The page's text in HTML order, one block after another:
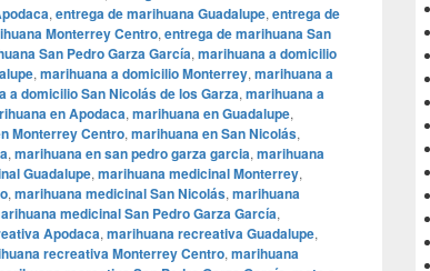
, entrega de marihuana Guadalupe, entrega de
Monterrey Centro, entrega de marihuana San
San Pedro Garza García, marihuana a domicilio
, marihuana a domicilio Monterrey, marihuana a
a domicilio San Nicolás de los Garza, marihuana a
en Apodaca, marihuana en Guadalupe,
Monterrey Centro, marihuana en San Nicolás,
, marihuana en san pedro garza garcia, marihuana
Guadalupe, marihuana medicinal Monterrey,
, marihuana medicinal San Nicolás, marihuana
medicinal San Pedro Garza García,
Apodaca, marihuana recreativa Guadalupe,
recreativa Monterrey Centro, marihuana